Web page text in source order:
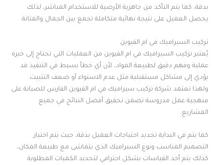
بدقة، كما يتم التأكد من جاهزية الأرضية للاستخدام المباشر، لذلك
يحصل العميل على نتيجة نهائية متكاملة تجمع بين الجمال والمتانة.
تركيب السيراميك في ام القيوين
يُعتبر تركيب السيراميك في ام القيوين من العمليات التي تحتاج إلى خبرة
عملية وفهم دقيق لطبيعة المواد، لأن أي خطأ بسيط في التنفيذ قد
يؤدي إلى مشاكل مستقبلية مثل عدم الاستواء أو ضعف التثبيت.
ولهذا تعتمد شركة تركيب سيراميك في ام القيوين الفارس للصيانة على
منهجية عمل مدروسة تضمن تحقيق أفضل النتائج في جميع
المشاريع.
كما يتم في البداية تحديد احتياجات العميل بدقة، حيث يتم اختيار
التصميم المناسب ونوع السيراميك الذي يتماشى مع طبيعة المكان،
كذلك يتم أخذ القياسات بشكل احترافي لتحديد الكميات المطلوبة